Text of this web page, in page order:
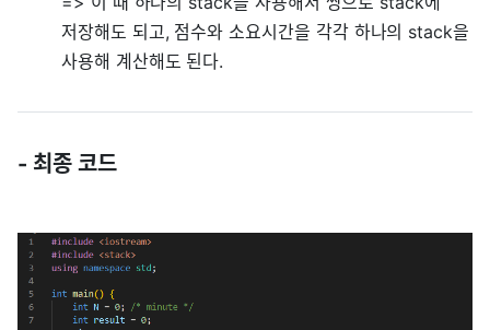
저장해도 되고, 점수와 소요시간을 각각 하나의 stack을
사용해 계산해도 된다.
- 최종 코드